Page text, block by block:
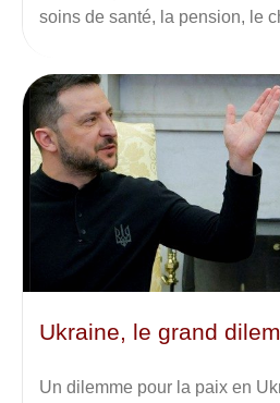
soins de santé, la pension, le
Ukraine, le grand
Un dilemme pour la paix en